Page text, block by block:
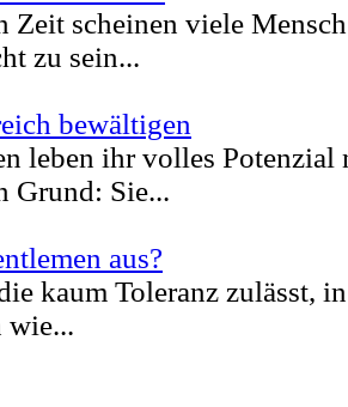
Zeit scheinen viele
zu sein...
bewältigen
leben ihr volles Potenzial
Grund: Sie...
aus?
kaum Toleranz zulässt,
wie...